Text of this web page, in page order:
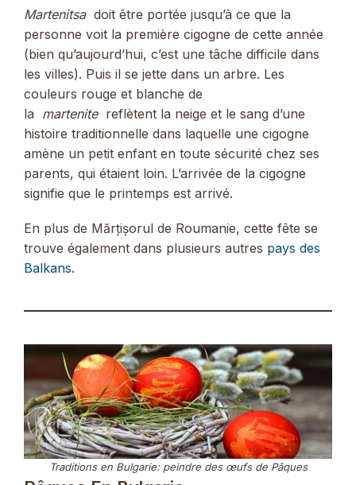
Martenitsadoit être portée jusqu’à ce que la
personne voit la première cigogne de cette année
(bien qu’aujourd’hui, c’est une tâche difficile dans
les villes). Puis il se jette dans un arbre. Les
couleurs rouge et blanche de
la martenitereflètent la neige et le sang d’une
histoire traditionnelle dans laquelle une cigogne
amène un petit enfant en toute sécurité chez ses
parents, qui étaient loin. L’arrivée de la cigogne
signifie que le printemps est arrivé.
En plus de Mărțișorul de Roumanie, cette fête se
trouve également dans plusieurs autres pays des
Balkans.
Traditions en Bulgarie: peindre des œufs de Pâques